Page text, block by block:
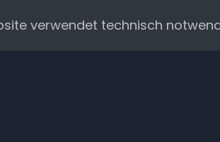
verwendet technisch